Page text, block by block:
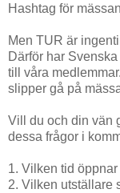
Hashtag för
Men TUR är
Därför har
till våra
slipper gå på
Vill du och din vän
dessa frågor i
1. Vilken tid
2. Vilken utställare